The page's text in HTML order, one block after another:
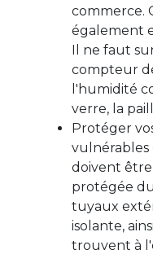
commerce.
également
Il ne faut
compteur
l'humidité
verre, la
Protéger
vulnérables
doivent
protégée
tuyaux
isolante,
trouvent à